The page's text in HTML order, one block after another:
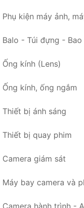
Phụ kiện máy ảnh,
Balo - Túi đựng - Bao
Ống kính (Lens)
Ống kính, ống ngắm
Thiết bị ánh sáng
Thiết bị quay phim
Camera giám sát
Máy bay camera và
Camera hành trình -